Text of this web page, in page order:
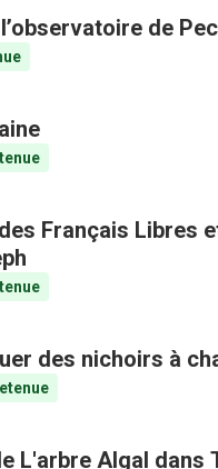
de
Français Libres
des nichoirs à
L'arbre Algal dans